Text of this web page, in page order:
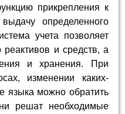
прикрепления к
определенного
учета позволяет
реактивов и средств, а
и хранения. При
изменении каких-
языка можно обратить
решат необходимые